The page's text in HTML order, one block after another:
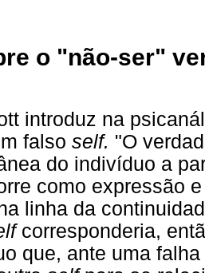
o "não-ser"
introduz na
falso self. "O
do indivíduo a
como expressão
linha da
corresponderia,
que, ante uma